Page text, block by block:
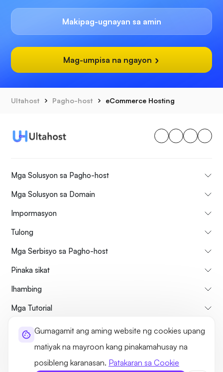
Gumagamit ang aming website ng cookies upang
matiyak na mayroon kang pinakamahusay na
posibleng karanasan. Patakaran sa Cookie
Makipag-ugnayan sa amin
Mag-umpisa na ngayon
Ultahost Pagho-host eCommerce Hosting
Mga Solusyon sa Pagho-host
Mga Solusyon sa Domain
Impormasyon
Tulong
Mga Serbisyo sa Pagho-host
Pinaka sikat
Ihambing
Mga Tutorial
Tungkol sa atin
Mga Tuntunin at KundisyonPatakaran sa PrivacyLegalSitemap